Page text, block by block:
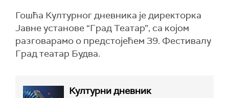
Гошћа Културног дневника је директорка
Јавне установе “Град Театар”, са којом
разговарамо о предстојећем 39. Фестивалу
Град театар Будва.
Културни дневник